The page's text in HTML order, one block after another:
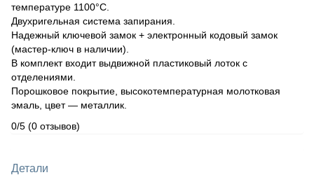
температуре 1100°С.
Двухригельная система запирания.
Надежный ключевой замок + электронный кодовый замок
(мастер-ключ в наличии).
В комплект входит выдвижной пластиковый лоток с
отделениями.
Порошковое покрытие, высокотемпературная молотковая
эмаль, цвет — металлик.
0/5 (0 отзывов)
Детали